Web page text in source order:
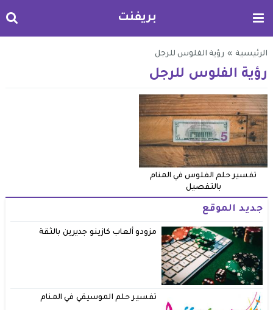
بريفنت
الرئيسية » رؤية الفلوس للرجل
رؤية الفلوس للرجل
تفسير حلم الفلوس في المنام
بالتفصيل
جديد الموقع
مزودو ألعاب كازينو جديرين بالثقة
تفسير حلم الموسيقي في المنام